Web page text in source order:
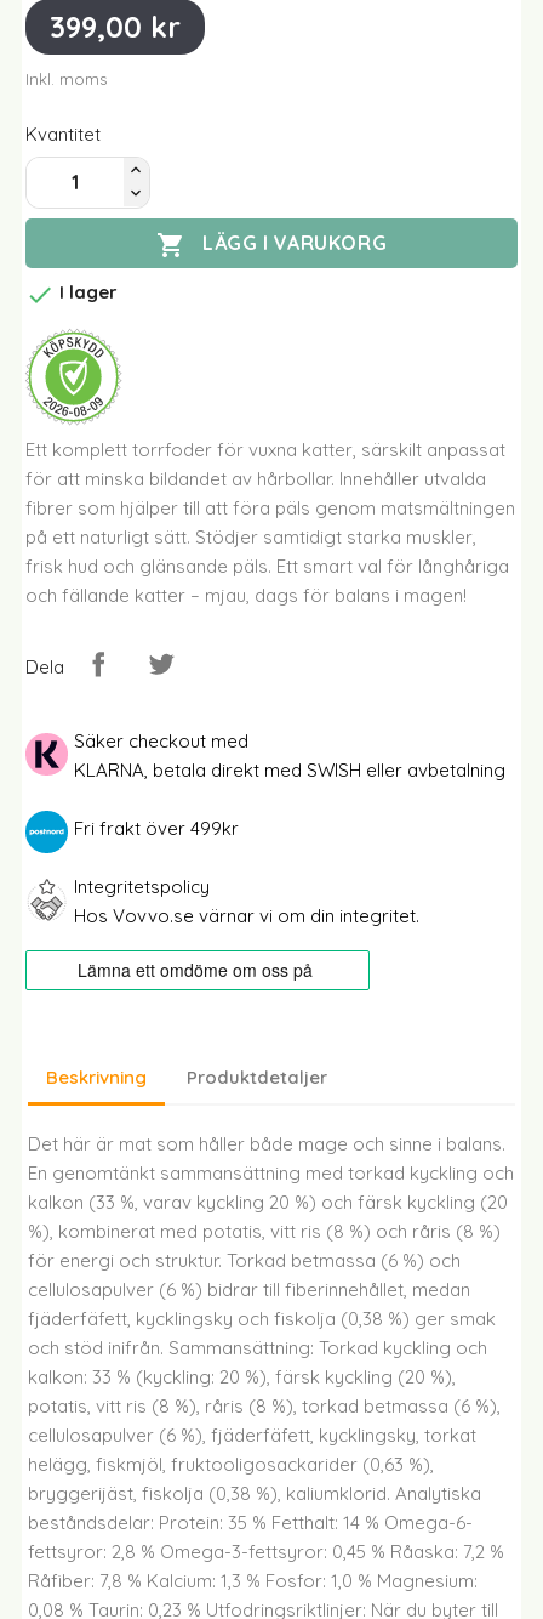
399,00 kr
Inkl. moms
Kvantitet
 LÄGG I VARUKORG
 I lager
Ett komplett torrfoder för vuxna katter, särskilt anpassat
för att minska bildandet av hårbollar. Innehåller utvalda
fibrer som hjälper till att föra päls genom matsmältningen
på ett naturligt sätt. Stödjer samtidigt starka muskler,
frisk hud och glänsande päls. Ett smart val för långhåriga
och fällande katter – mjau, dags för balans i magen!
Dela
Säker checkout med
KLARNA, betala direkt med SWISH eller avbetalning
Fri frakt över 499kr
Integritetspolicy
Hos Vovvo.se värnar vi om din integritet.
Beskrivning Produktdetaljer
Det här är mat som håller både mage och sinne i balans.
En genomtänkt sammansättning med torkad kyckling och
kalkon (33 %, varav kyckling 20 %) och färsk kyckling (20
%), kombinerat med potatis, vitt ris (8 %) och råris (8 %)
för energi och struktur. Torkad betmassa (6 %) och
cellulosapulver (6 %) bidrar till fiberinnehållet, medan
fjäderfäfett, kycklingsky och fiskolja (0,38 %) ger smak
och stöd inifrån. Sammansättning: Torkad kyckling och
kalkon: 33 % (kyckling: 20 %), färsk kyckling (20 %),
potatis, vitt ris (8 %), råris (8 %), torkad betmassa (6 %),
cellulosapulver (6 %), fjäderfäfett, kycklingsky, torkat
helägg, fiskmjöl, fruktooligosackarider (0,63 %),
bryggerijäst, fiskolja (0,38 %), kaliumklorid. Analytiska
beståndsdelar: Protein: 35 % Fetthalt: 14 % Omega-6-
fettsyror: 2,8 % Omega-3-fettsyror: 0,45 % Råaska: 7,2 %
Råfiber: 7,8 % Kalcium: 1,3 % Fosfor: 1,0 % Magnesium:
0,08 % Taurin: 0,23 % Utfodringsriktlinjer: När du byter till